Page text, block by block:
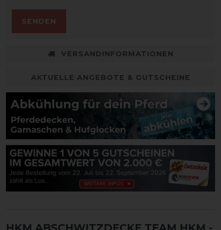
SENDEN
VERSANDINFORMATIONEN
AKTUELLE ANGEBOTE & GUTSCHEINE